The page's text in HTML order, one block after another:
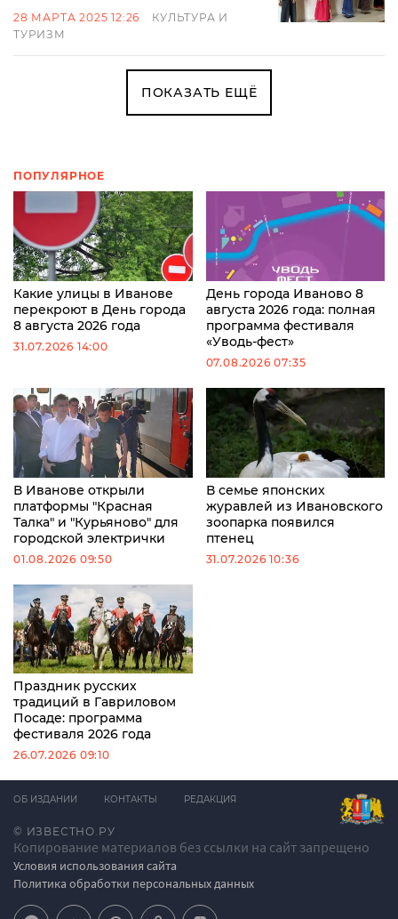
28 МАРТА 2025 12:26
КУЛЬТУРА И
ТУРИЗМ
ПОКАЗАТЬ ЕЩЁ
ПОПУЛЯРНОЕ
Какие улицы в Иванове
перекроют в День города
8 августа 2026 года
31.07.2026 14:00
День города Иваново 8
августа 2026 года: полная
программа фестиваля
«Уводь-фест»
07.08.2026 07:35
В Иванове открыли
платформы "Красная
Талка" и "Курьяново" для
городской электрички
01.08.2026 09:50
В семье японских
журавлей из Ивановского
зоопарка появился
птенец
31.07.2026 10:36
Праздник русских
традиций в Гавриловом
Посаде: программа
фестиваля 2026 года
26.07.2026 09:10
© ИЗВЕСТНО.РУ
Копирование материалов без ссылки на сайт запрещено
Условия использования сайта
Политика обработки персональных данных
ОБ ИЗДАНИИ КОНТАКТЫ РЕДАКЦИЯ